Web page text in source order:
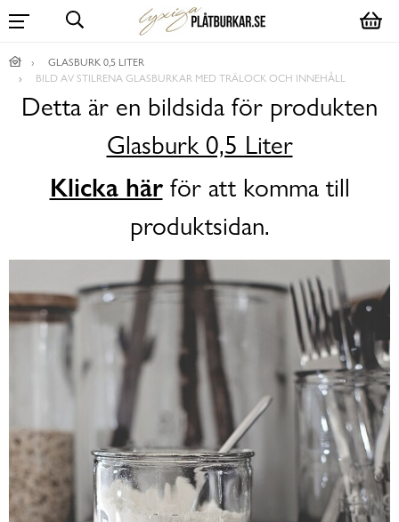
GLASBURK 0,5 LITER
BILD AV STILRENA GLASBURKAR MED TRÄLOCK OCH INNEHÅLL
Detta är en bildsida för produkten
Glasburk 0,5 Liter
Klicka härför att komma till
produktsidan.